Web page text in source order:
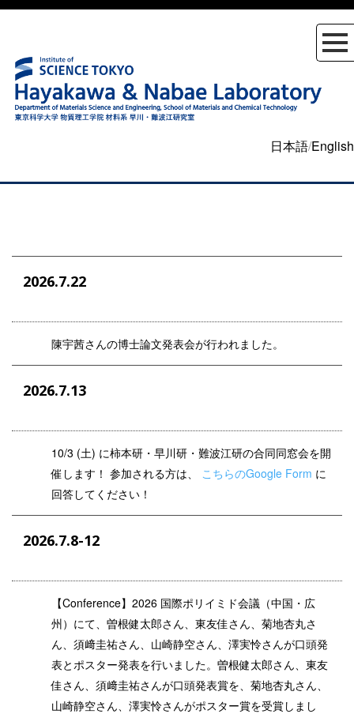
日本語/English
2026.7.22
陳宇茜さんの博士論文発表会が行われました。
2026.7.13
10/3 (土) に柿本研・早川研・難波江研の合同同窓会を開
催します！ 参加される方は、 こちらのGoogle Form に
回答してください！
2026.7.8-12
【Conference】2026 国際ポリイミド会議（中国・広
州）にて、曽根健太郎さん、東友佳さん、菊地杏丸さ
ん、須﨑圭祐さん、山崎静空さん、澤実怜さんが口頭発
表とポスター発表を行いました。曽根健太郎さん、東友
佳さん、須﨑圭祐さんが口頭発表賞を、菊地杏丸さん、
山崎静空さん、澤実怜さんがポスター賞を受賞しまし